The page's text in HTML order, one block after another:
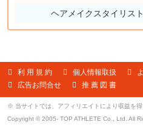
ヘアメイクスタイリス
利 用 規 約 個人情報取扱
広告お問合せ
推 薦 図 書
※ 当サイトでは、アフィリエイトにより収益を得
Copyright © 2005- TOP ATHLETE Co., Ltd. All